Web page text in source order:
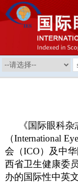
《国际眼科
（International
会（ICO）及中
西省卫生健康委
办的国际性中英